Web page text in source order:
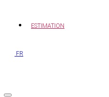
ESTIMATION
FR